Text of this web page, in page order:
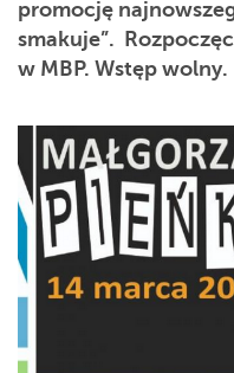
promocję
smakuje”.
w MBP. Wstęp wolny.